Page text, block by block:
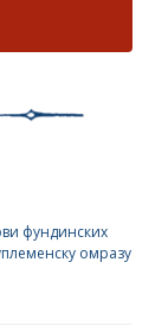
фундинских
омразу